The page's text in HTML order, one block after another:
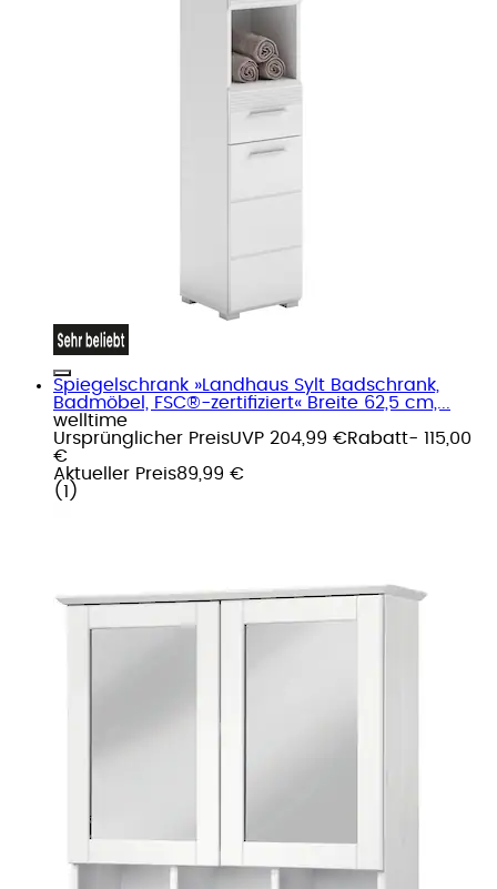
Spiegelschrank »Landhaus Sylt Badschrank,
Badmöbel, FSC®-zertifiziert« Breite 62,5 cm,...
welltime
Ursprünglicher PreisUVP 204,99 €Rabatt- 115,00
€
Aktueller Preis89,99 €
( 1 )